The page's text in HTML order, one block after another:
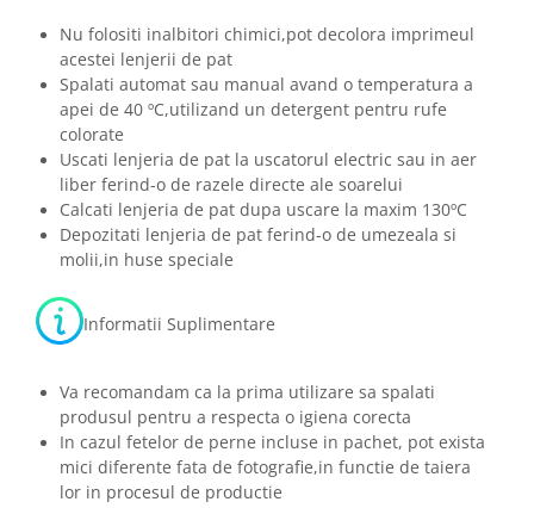
Nu folositi inalbitori chimici,pot decolora imprimeul
acestei lenjerii de pat
Spalati automat sau manual avand o temperatura a
apei de 40 ºC,utilizand un detergent pentru rufe
colorate
Uscati lenjeria de pat la uscatorul electric sau in aer
liber ferind-o de razele directe ale soarelui
Calcati lenjeria de pat dupa uscare la maxim 130ºC
Depozitati lenjeria de pat ferind-o de umezeala si
molii,in huse speciale
Informatii Suplimentare
Va recomandam ca la prima utilizare sa spalati
produsul pentru a respecta o igiena corecta
In cazul fetelor de perne incluse in pachet, pot exista
mici diferente fata de fotografie,in functie de taiera
lor in procesul de productie